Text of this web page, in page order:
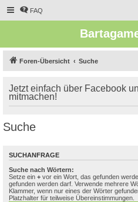
FAQ
Foren-Übersicht Suche
Jetzt einfach über Facebook
mitmachen!
Suche
SUCHANFRAGE
Suche nach Wörtern:
Setze ein + vor ein Wort, das gefunden
gefunden werden darf. Verwende mehrere
Klammer, wenn nur eines der Wörter
Platzhalter für teilweise Übereinstimmungen.